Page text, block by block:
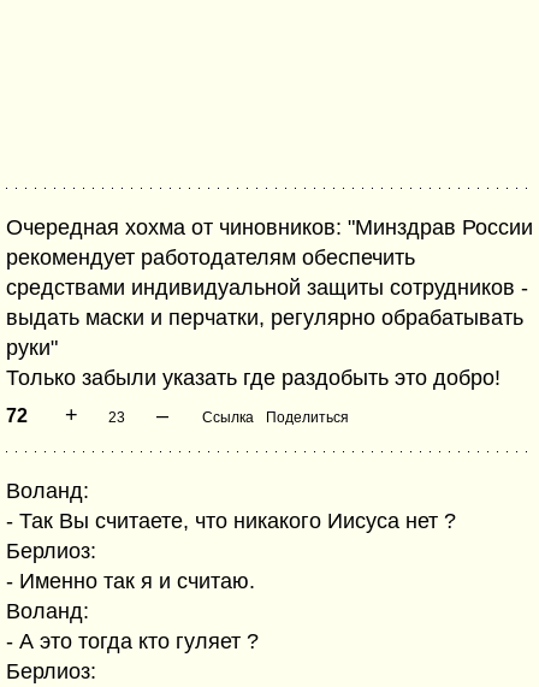
Очередная хохма от чиновников: "Минздрав России
рекомендует работодателям обеспечить
средствами индивидуальной защиты сотрудников -
выдать маски и перчатки, регулярно обрабатывать
руки"
Только забыли указать где раздобыть это добро!
72 + 23 – Ссылка Поделиться
Воланд:
- Так Вы считаете, что никакого Иисуса нет ?
Берлиоз:
- Именно так я и считаю.
Воланд:
- А это тогда кто гуляет ?
Берлиоз: